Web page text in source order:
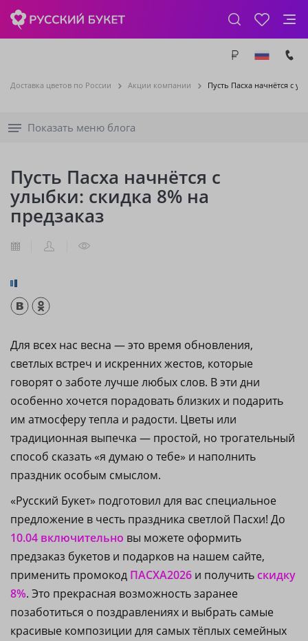
Доставка цветов по России Акции компании Пусть Пасха начнётся с
Показать меню блога
Пусть Пасха начнётся с
улыбки: скидка 8% на
предзаказ
Для всех нас весна — это время обновления,
светлых встреч и искренних жестов, которые
говорят о заботе лучше любых слов. В эти дни
особенно хочется порадовать близких и подарить
им атмосферу тепла и радости. Цветы или
традиционная выпечка — простой, но трогательный
способ сказать «я думаю о тебе» и наполнить
праздник особым смыслом.
«Русский Букет» подготовил для вас специальное
предложение в честь праздника светлой Пасхи! До
10.04 включительно вы можете оформить
предзаказ букетов и подарков на нашем сайте,
применить промокод ПАСХА2026 и получитьскидку
8%. Это прекрасная возможность заранее
позаботиться о поздравлениях и выбрать самые
красивые композиции для самых тёплых семейных